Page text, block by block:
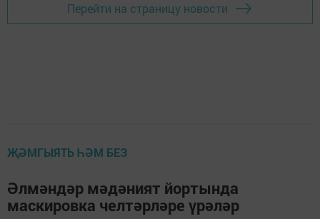
Перейти на страницу новости
ҖӘМГЫЯТЬ ҺӘМ БЕЗ
Әлмәндәр мәдәният йортында
маскировка челтәрләре үрәләр